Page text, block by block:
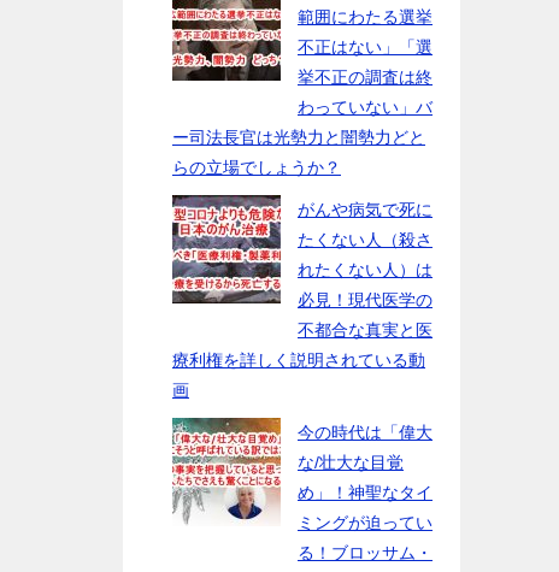
範囲にわたる選挙
不正はない」「選
挙不正の調査は終
わっていない」バ
ー司法長官は光勢力と闇勢力どと
らの立場でしょうか？
がんや病気で死に
たくない人（殺さ
れたくない人）は
必見！現代医学の
不都合な真実と医
療利権を詳しく説明されている動
画
今の時代は「偉大
な/壮大な目覚
め」！神聖なタイ
ミングが迫ってい
る！ブロッサム・